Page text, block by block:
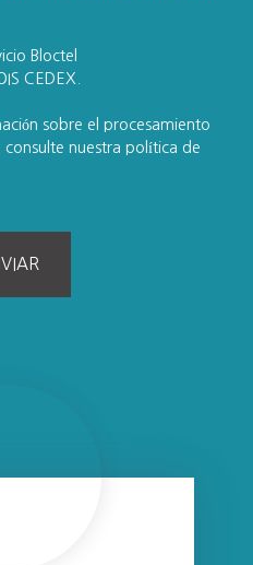
Bloctel
CEDEX.
sobre el procesamiento
consulte nuestra política de